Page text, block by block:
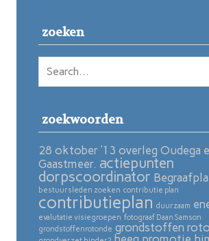
zoeken
zoekwoorden
28 oktober ’13 overleg Oudega
Gaastmeer. actiepunten
dorpscoordinator
bestuursleden zoeken contributie plan
contributieplan duurzaam
evalutatie visiegroepen fotograaf Daan Samson
grondstoffenrotonde grondstoffen